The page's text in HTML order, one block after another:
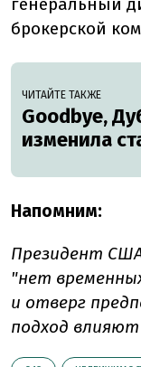
брокерской
ЧИТАЙТЕ ТАКЖЕ
Goodbye,
изменила
Напомним:
Президент
"нет
и отверг
подход